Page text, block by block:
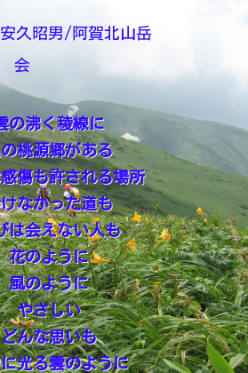
安久昭男/阿賀北山岳
会
の沸く稜線に
桃源郷がある
傷も許される場所
なかった道も
は会えない人も
花のように
風のように
やさしい
どんな思いも
光る雲のように